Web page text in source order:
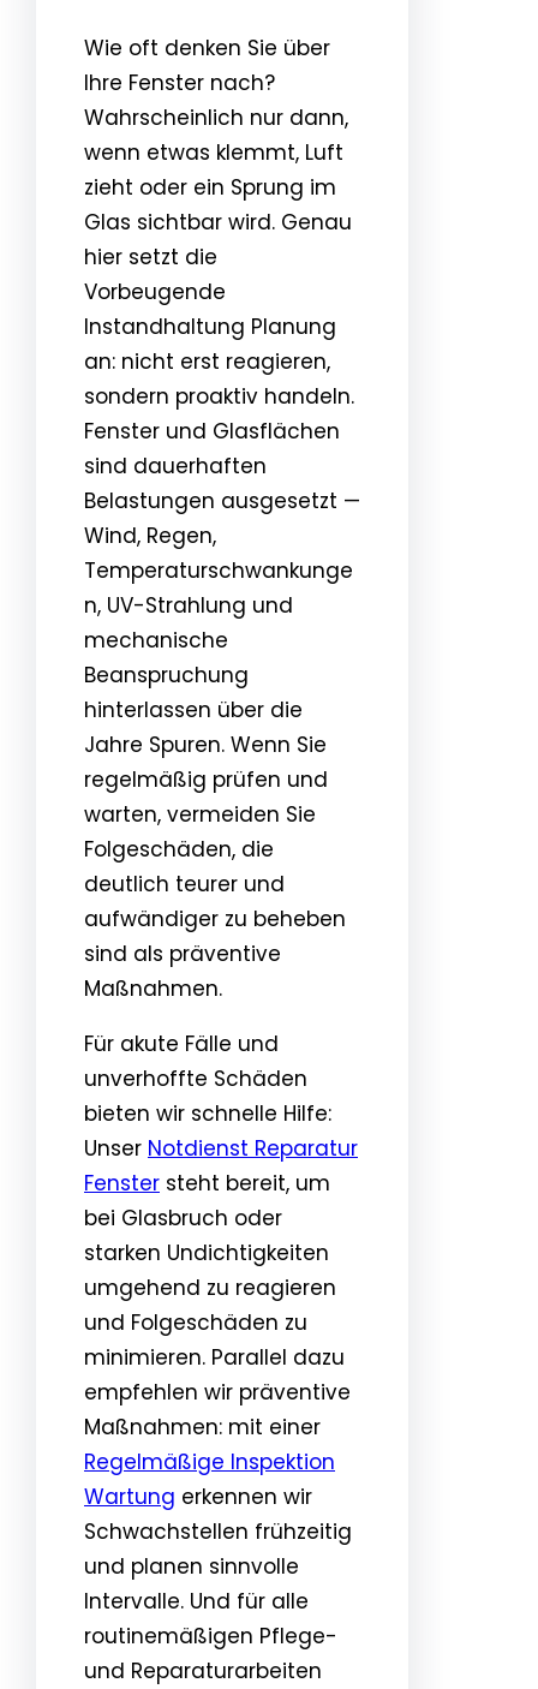
Wie oft denken Sie über
Ihre Fenster nach?
Wahrscheinlich nur dann,
wenn etwas klemmt, Luft
zieht oder ein Sprung im
Glas sichtbar wird. Genau
hier setzt die
Vorbeugende
Instandhaltung Planung
an: nicht erst reagieren,
sondern proaktiv handeln.
Fenster und Glasflächen
sind dauerhaften
Belastungen ausgesetzt —
Wind, Regen,
Temperaturschwankunge
n, UV-Strahlung und
mechanische
Beanspruchung
hinterlassen über die
Jahre Spuren. Wenn Sie
regelmäßig prüfen und
warten, vermeiden Sie
Folgeschäden, die
deutlich teurer und
aufwändiger zu beheben
sind als präventive
Maßnahmen.
Für akute Fälle und
unverhoffte Schäden
bieten wir schnelle Hilfe:
Unser Notdienst Reparatur
Fenster steht bereit, um
bei Glasbruch oder
starken Undichtigkeiten
umgehend zu reagieren
und Folgeschäden zu
minimieren. Parallel dazu
empfehlen wir präventive
Maßnahmen: mit einer
Regelmäßige Inspektion
Wartung erkennen wir
Schwachstellen frühzeitig
und planen sinnvolle
Intervalle. Und für alle
routinemäßigen Pflege-
und Reparaturarbeiten